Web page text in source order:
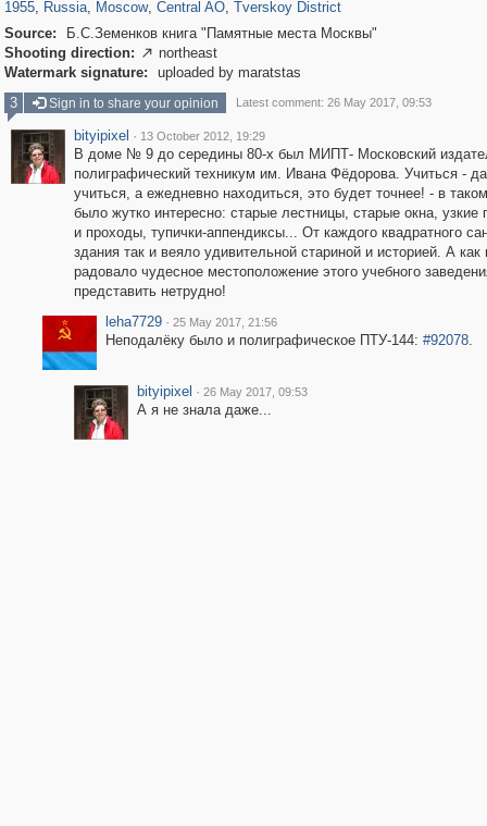
1955, Russia, Moscow, Central AO, Tverskoy District
Source:
Б.С.Земенков книга "Памятные места Москвы"
Shooting direction:  northeast
Watermark signature:
uploaded by maratstas
3
Sign in to share your opinion Latest comment: 26 May 2017, 09:53
bityipixel · 13 October 2012, 19:29
В доме № 9 до середины 80-х был МИПТ- Московский
полиграфический техникум им. Ивана Фёдорова. Учиться -
учиться, а ежедневно находиться, это будет точнее! - в
было жутко интересно: старые лестницы, старые окна, узкие
и проходы, тупички-аппендиксы... От каждого квадратного
здания так и веяло удивительной стариной и историей. А как
радовало чудесное местоположение этого учебного
представить нетрудно!
leha7729 · 25 May 2017, 21:56
Неподалёку было и полиграфическое ПТУ-144: #92078.
bityipixel · 26 May 2017, 09:53
А я не знала даже...